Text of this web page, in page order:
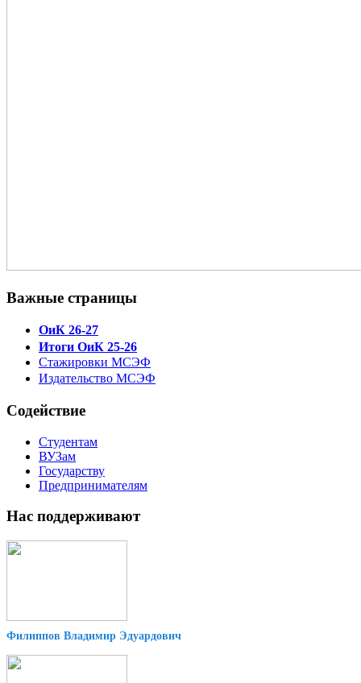
Важные страницы
ОиК 26-27
Итоги ОиК 25-26
Стажировки МСЭФ
Издательство МСЭФ
Содействие
Студентам
ВУЗам
Государству
Предпринимателям
Нас поддерживают
Филиппов Владимир Эдуардович